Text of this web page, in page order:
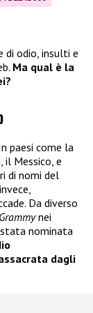
di odio, insulti e
Ma qual è la
paesi come la
il Messico, e
di nomi del
Da diverso
Grammynei
nominata
dagli